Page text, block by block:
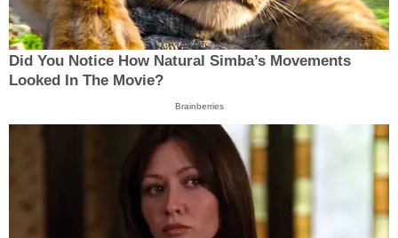
Did You Notice How Natural Simba’s Movements
Looked In The Movie?
Brainberries